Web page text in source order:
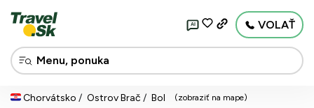
AI VOLAŤ
Chorvátsko Ostrov Brač Bol (zobraziť na mape)